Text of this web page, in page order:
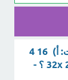
تبسيط العبارة: 2 8 3 2 3 × 3 2 2 4 3 2 3 8x 3 y 2 ​ ×3 3 2x 2 y 4 ​ الاختيارات: أ) 16 4
1 / 3 16x 4 y 1/3 ب) 12 2 2 12x 2 y 2 ج) 6 8 4 6x 8 y 4 د) 32 2 4 32x 2 y 4 ؟ -